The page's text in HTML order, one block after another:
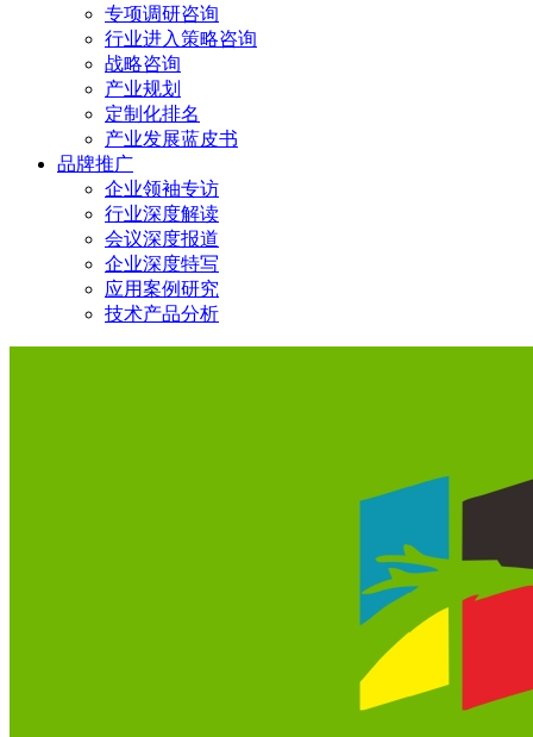
专项调研咨询
行业进入策略咨询
战略咨询
产业规划
定制化排名
产业发展蓝皮书
品牌推广
企业领袖专访
行业深度解读
会议深度报道
企业深度特写
应用案例研究
技术产品分析